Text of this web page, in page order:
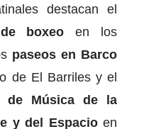
destacan el
boxeo en los
paseos en Barco
de El Barriles y el
de Música de la
y del Espacioen